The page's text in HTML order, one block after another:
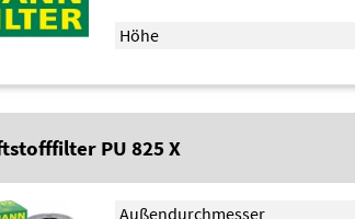
Höhe
PU 825 X
Außendurchmesser